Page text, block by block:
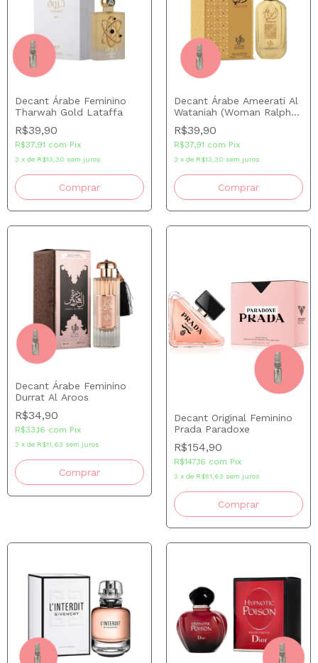
Decant Árabe Feminino
Tharwah Gold Lataffa
R$39,90
R$37,91 com Pix
3 x de R$13,30 sem juros
Comprar
Decant Árabe Ameerati Al
Wataniah (Woman Ralph
Lauren) 5 ml
R$39,90
R$37,91 com Pix
3 x de R$13,30 sem juros
Comprar
Decant Árabe Feminino
Durrat Al Aroos
R$34,90
R$33,16 com Pix
3 x de R$11,63 sem juros
Comprar
Decant Original Feminino
Prada Paradoxe
R$154,90
R$147,16 com Pix
3 x de R$51,63 sem juros
Comprar